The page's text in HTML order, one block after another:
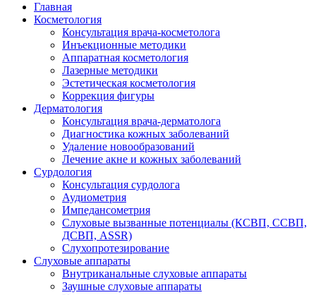
Главная
Косметология
Консультация врача-косметолога
Инъекционные методики
Аппаратная косметология
Лазерные методики
Эстетическая косметология
Коррекция фигуры
Дерматология
Консультация врача-дерматолога
Диагностика кожных заболеваний
Удаление новообразований
Лечение акне и кожных заболеваний
Сурдология
Консультация сурдолога
Аудиометрия
Импедансометрия
Слуховые вызванные потенциалы (КСВП, ССВП,
ДСВП, ASSR)
Слухопротезирование
Слуховые аппараты
Внутриканальные слуховые аппараты
Заушные слуховые аппараты